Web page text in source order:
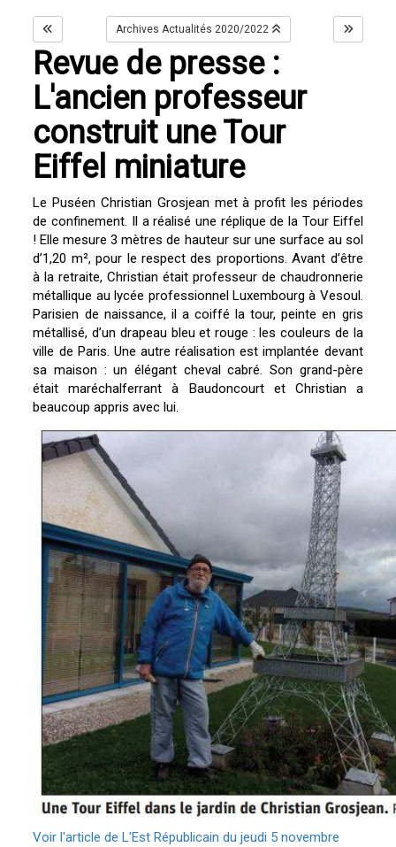
Archives Actualités 2020/2022
Revue de presse :
L'ancien professeur
construit une Tour
Eiffel miniature
Le Puséen Christian Grosjean met à profit les périodes
de confinement. Il a réalisé une réplique de la Tour Eiffel
! Elle mesure 3 mètres de hauteur sur une surface au sol
d’1,20 m², pour le respect des proportions. Avant d’être
à la retraite, Christian était professeur de chaudronnerie
métallique au lycée professionnel Luxembourg à Vesoul.
Parisien de naissance, il a coiffé la tour, peinte en gris
métallisé, d’un drapeau bleu et rouge : les couleurs de la
ville de Paris. Une autre réalisation est implantée devant
sa maison : un élégant cheval cabré. Son grand-père
était maréchalferrant à Baudoncourt et Christian a
beaucoup appris avec lui.
Voir l'article de L'Est Républicain du jeudi 5 novembre